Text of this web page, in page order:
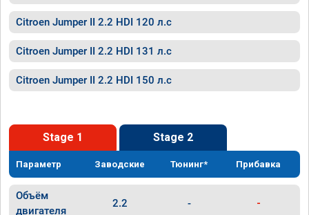
Citroen Jumper II 2.2 HDI 120 л.с
Citroen Jumper II 2.2 HDI 131 л.с
Citroen Jumper II 2.2 HDI 150 л.с
Stage 1 Stage 2
Параметр Заводские Тюнинг* Прибавка
Объём
двигателя
2.2 - -